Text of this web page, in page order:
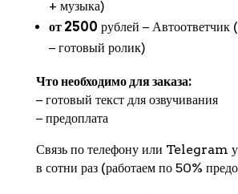
+ музыка)
от 2500 рублей − Автоответчик
− готовый ролик)
Что необходимо для заказа:
− готовый текст для озвучивания
− предоплата
Связь по телефону или Telegram
в сотни раз (работаем по 50%